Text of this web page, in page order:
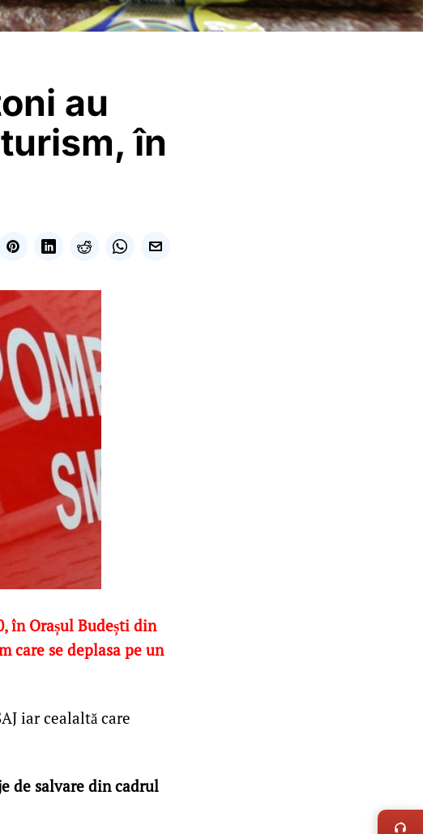
au
în
în Orașul Budești din
care se deplasa pe un
iar cealaltă care
de salvare din cadrul